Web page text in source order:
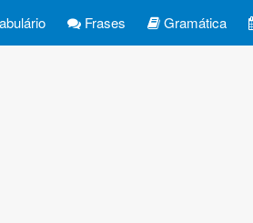
Frases Gramática